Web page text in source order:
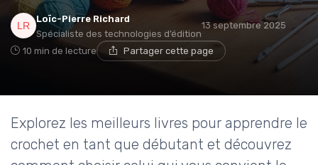
Loïc-Pierre Richard
Spécialiste des technologies d’édition
13 septembre 2025
10 min de lecture Partager cette page
Explorez les meilleurs livres pour apprendre le
crochet en tant que débutant et découvrez